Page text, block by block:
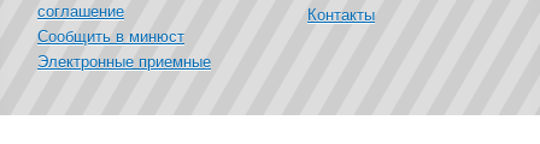
соглашение
Сообщить в минюст
Электронные приемные
Контакты